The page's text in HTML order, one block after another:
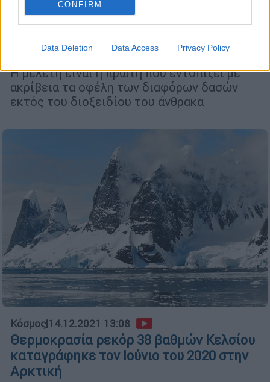
CONFIRM
Data Deletion Data Access Privacy Policy
ρόλος των δασών στην αντιμετώπιση
της κλιματικής κρίσης - Τα μεγάλα
πλανήτη
Η μελέτη είναι η πρώτη που εντοπίζει με
ακρίβεια τα οφέλη των διαφόρων δασών
εκτός του διοξειδίου του άνθρακα
Κόσμος|14.12.2021 13:08
Θερμοκρασία ρεκόρ 38 βαθμών Κελσίου
καταγράφηκε τον Ιούνιο του 2020 στην
Αρκτική